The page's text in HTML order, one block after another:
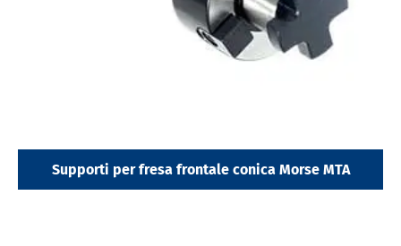
Supporti per fresa frontale conica Morse MTA